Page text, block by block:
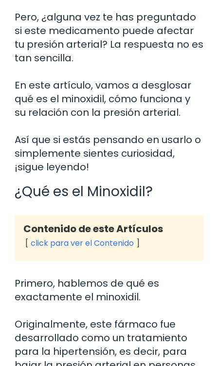
Pero, ¿alguna vez te has preguntado
si este medicamento puede afectar
tu presión arterial? La respuesta no es
tan sencilla.
En este artículo, vamos a desglosar
qué es el minoxidil, cómo funciona y
su relación con la presión arterial.
Así que si estás pensando en usarlo o
simplemente sientes curiosidad,
¡sigue leyendo!
¿Qué es el Minoxidil?
Contenido de este Artículos
click para ver el Contenido
Primero, hablemos de qué es
exactamente el minoxidil.
Originalmente, este fármaco fue
desarrollado como un tratamiento
para la hipertensión, es decir, para